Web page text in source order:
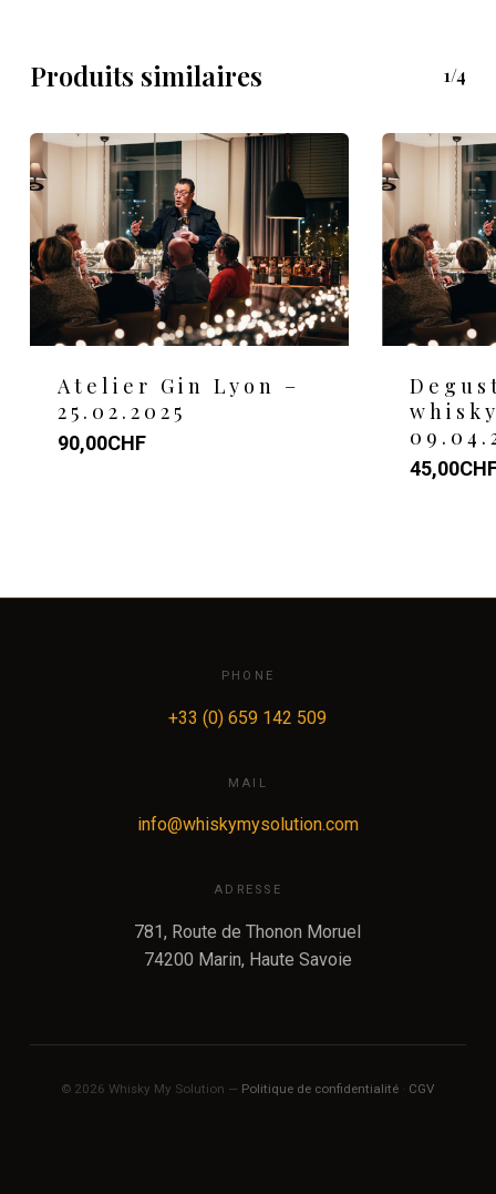
Produits similaires 1/4
Atelier Gin Lyon –
25.02.2025
90,00CHF
45,00
PHONE
+33 (0) 659 142 509
MAIL
info@whiskymysolution.com
ADRESSE
781, Route de Thonon Moruel
74200 Marin, Haute Savoie
© 2026 Whisky My Solution — Politique de confidentialité · CGV